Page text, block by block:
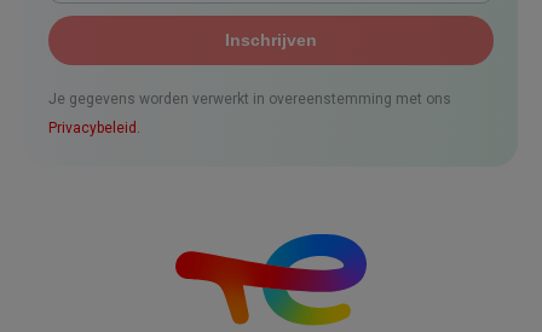
Je gegevens worden verwerkt in overeenstemming met ons
Privacybeleid.